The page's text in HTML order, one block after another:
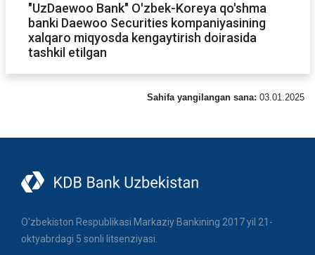
"UzDaewoo Bank" O'zbek-Koreya qo'shma
banki Daewoo Securities kompaniyasining
xalqaro miqyosda kengaytirish doirasida
tashkil etilgan
Sahifa yangilangan sana: 03.01.2025
O'zbekiston Respublikasi Markaziy Bankining 2017 yil 21-
oktyabrdagi 5 sonli litsenziyasi.